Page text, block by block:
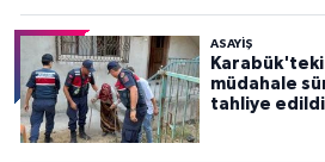
ASAYİŞ
Karabük'teki
müdahale
tahliye edildi